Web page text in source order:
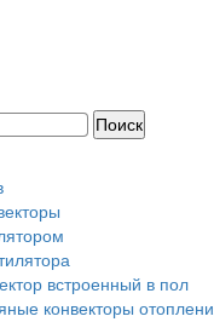
вcтроенный в пол
конвекторы